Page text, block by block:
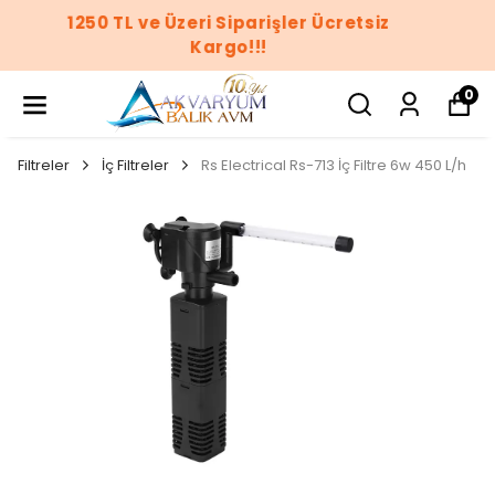
1250 TL ve Üzeri Siparişler Ücretsiz
Kargo!!!
0
Filtreler İç Filtreler Rs Electrical Rs-713 İç Filtre 6w 450 L/h